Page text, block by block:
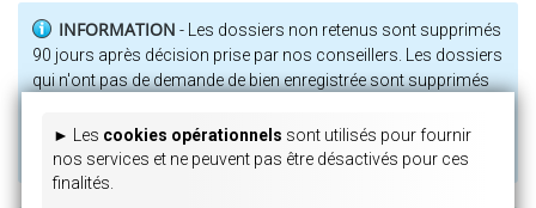
INFORMATION - Les dossiers non retenus sont supprimés
90 jours après décision prise par nos conseillers. Les dossiers
qui n'ont pas de demande de bien enregistrée sont supprimés
suppression de vos données, ou question relative à la
protection des données, merci de cliquer ici.
► Les cookies opérationnels sont utilisés pour fournir
nos services et ne peuvent pas être désactivés pour ces
finalités.